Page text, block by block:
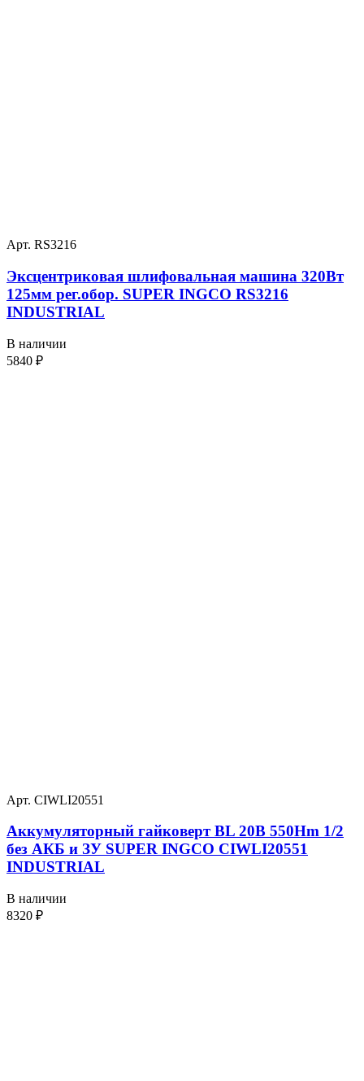
Арт. RS3216
Эксцентриковая шлифовальная машина 320Вт
125мм рег.обор. SUPER INGCO RS3216
INDUSTRIAL
В наличии
5840 ₽
Арт. CIWLI20551
Аккумуляторный гайковерт BL 20В 550Hm 1/2
без АКБ и ЗУ SUPER INGCO CIWLI20551
INDUSTRIAL
В наличии
8320 ₽